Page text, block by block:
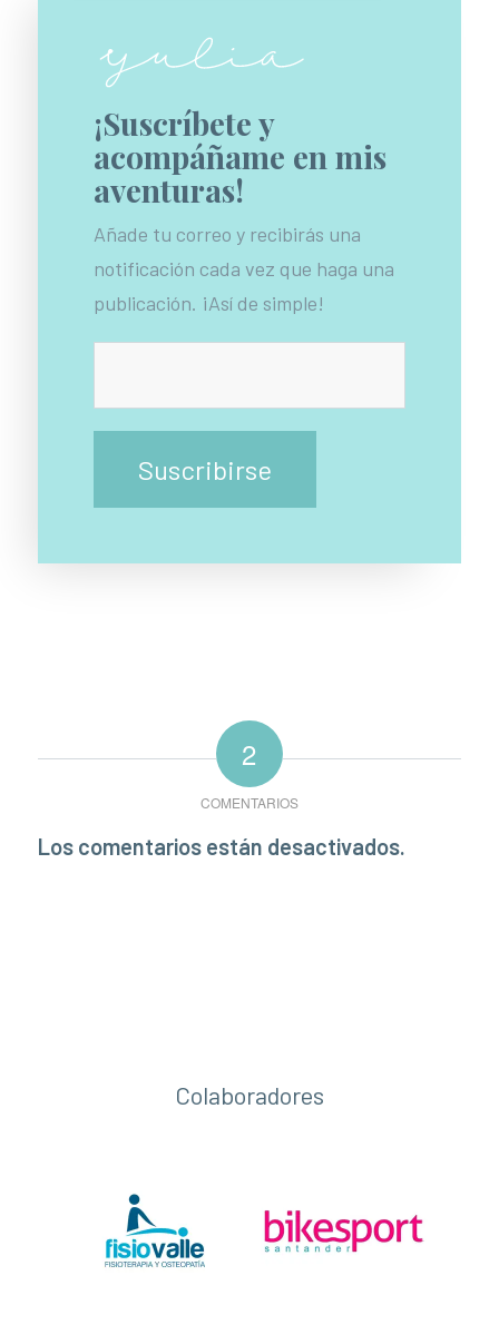
¡Suscríbete y
acompáñame en mis
aventuras!
Añade tu correo y recibirás una
notificación cada vez que haga una
publicación. ¡Así de simple!
2
COMENTARIOS
Los comentarios están desactivados.
Colaboradores